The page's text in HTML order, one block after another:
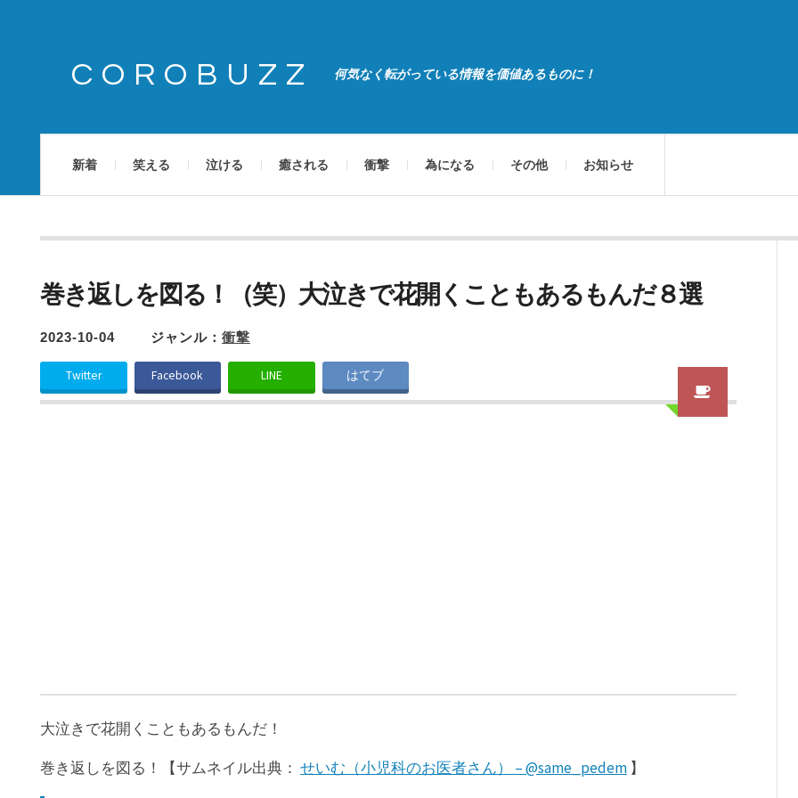
COROBUZZ 何気なく転がっている情報を価値あるものに！
新着 笑える 泣ける 癒される 衝撃 為になる その他 お知らせ
巻き返しを図る！（笑）大泣きで花開くこともあるもんだ８選
2023-10-04 ジャンル： 衝撃
Twitter Facebook LINE はてブ
大泣きで花開くこともあるもんだ！
巻き返しを図る！【サムネイル出典： せいむ（小児科のお医者さん） – @same_pedem 】